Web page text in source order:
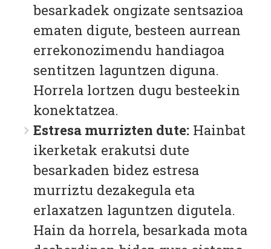
besarkadek ongizate sentsazioa
ematen digute, besteen aurrean
errekonozimendu handiagoa
sentitzen laguntzen diguna.
Horrela lortzen dugu besteekin
konektatzea.
Estresa murrizten dute: Hainbat
ikerketak erakutsi dute
besarkaden bidez estresa
murriztu dezakegula eta
erlaxatzen laguntzen digutela.
Hain da horrela, besarkada mota